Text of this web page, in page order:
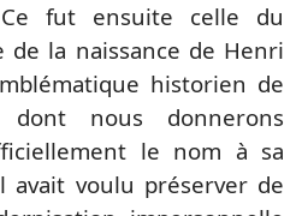
fut ensuite celle du
de la naissance de Henri
historien de
dont nous donnerons
le nom à sa
avait voulu préserver de